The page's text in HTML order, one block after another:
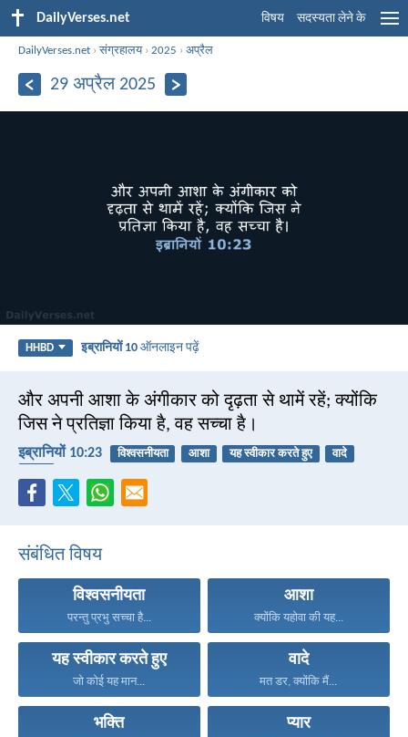
DailyVerses.net विषय सदस्यता लेने के
DailyVerses.net ›संग्रहालय›2025 ›अप्रैल
29 अप्रैल 2025
HHBD इब्रानियों 10 ऑनलाइन पढ़ें
और अपनी आशा के अंगीकार को दृढ़ता से थामें रहें; क्योंकि
जिस ने प्रतिज्ञा किया है, वह सच्चा है।
इब्रानियों 10:23 विश्वसनीयता आशा यह स्वीकार करते हुए
वादे
संबंधित विषय
विश्वसनीयता
परन्तु प्रभु सच्चा है...
आशा
क्योंकि यहोवा की यह...
यह स्वीकार करते हुए
जो कोई यह मान...
वादे
मत डर, क्योंकि मैं...
भक्ति प्यार